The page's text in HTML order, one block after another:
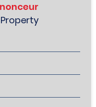
Property